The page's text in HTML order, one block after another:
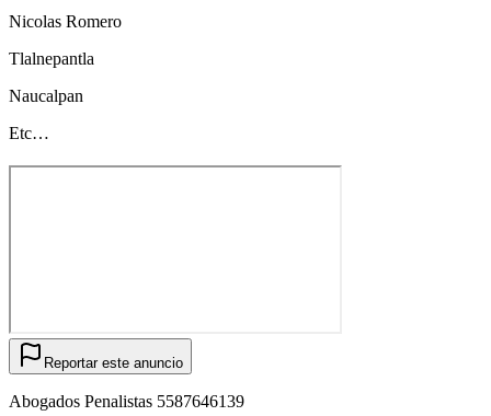
Nicolas Romero
Tlalnepantla
Naucalpan
Etc…
Reportar este anuncio
Abogados Penalistas 5587646139